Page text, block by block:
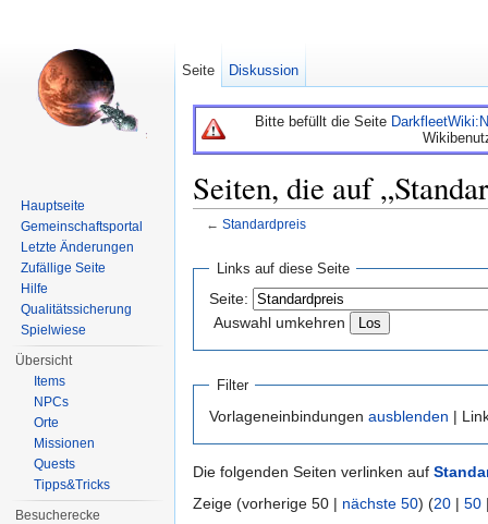
Bitte befüllt die Seite
Seiten, die auf
← Standardpreis
Links auf diese Seite
Seite:
Auswahl umkehren
Filter
Vorlageneinbindungen ausblenden |
Die folgenden Seiten verlinken auf
Zeige (vorherige 50 | nächste 50) (20 | 50
Seite Diskussion
Hauptseite
Gemeinschaftsportal
Letzte Änderungen
Zufällige Seite
Hilfe
Qualitätssicherung
Spielwiese
Übersicht
Items
NPCs
Orte
Missionen
Quests
Tipps&Tricks
Besucherecke